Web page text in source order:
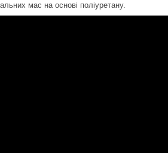
мас на основі поліуретану.